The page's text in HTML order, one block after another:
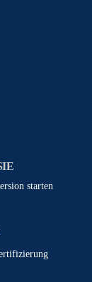
starten